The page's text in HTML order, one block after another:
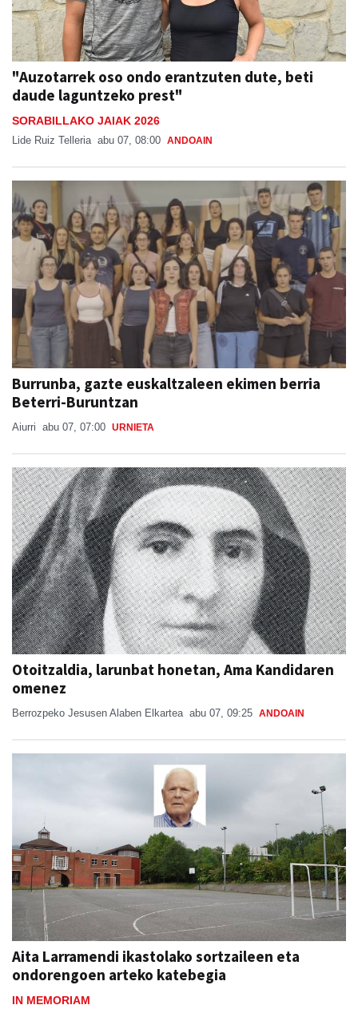
"Auzotarrek oso ondo erantzuten dute, beti
daude laguntzeko prest"
SORABILLAKO JAIAK 2026
Lide Ruiz Telleria abu 07, 08:00 ANDOAIN
Burrunba, gazte euskaltzaleen ekimen berria
Beterri-Buruntzan
Aiurri abu 07, 07:00 URNIETA
Otoitzaldia, larunbat honetan, Ama Kandidaren
omenez
Berrozpeko Jesusen Alaben Elkartea abu 07, 09:25 ANDOAIN
Aita Larramendi ikastolako sortzaileen eta
ondorengoen arteko katebegia
IN MEMORIAM